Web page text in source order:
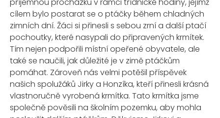
cílem bylo postarat se o ptáčky během chladných
zimních dní. Žáci si přinesli s sebou zrní a další ptačí
pochoutky, které nasypali do připravených krmítek.
Tím nejen podpořili místní opeřené obyvatele, ale
také se naučili, jak důležité je v zimě ptáčkům
pomáhat. Zároveň nás velmi potěšil příspěvek
našich spolužáků Jirky a Honzíka, kteří přinesli krásná
vlastnoručně vyrobená krmítka. Tato krmítka jsme
společně pověsili na školním pozemku, aby mohla